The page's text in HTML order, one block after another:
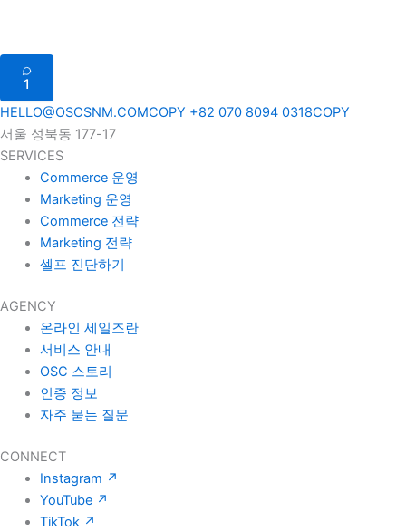
1
HELLO@OSCSNM.COMCOPY +82 070 8094 0318COPY
서울 성북동 177-17
SERVICES
Commerce 운영
Marketing 운영
Commerce 전략
Marketing 전략
셀프 진단하기
AGENCY
온라인 세일즈란
서비스 안내
OSC 스토리
인증 정보
자주 묻는 질문
CONNECT
Instagram ↗
YouTube ↗
TikTok ↗